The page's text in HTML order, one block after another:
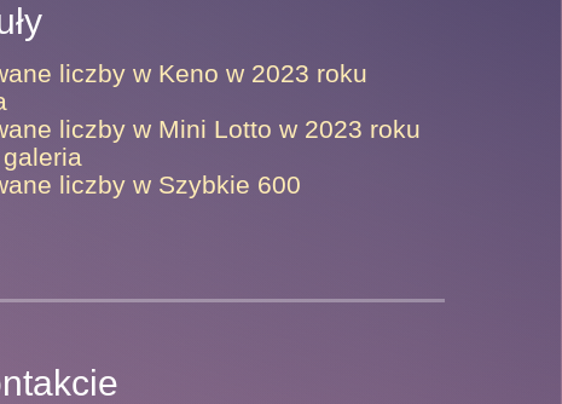
liczby w Keno w 2023 roku
liczby w Mini Lotto w 2023 roku
liczby w Szybkie 600